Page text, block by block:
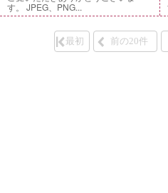
す。 JPEG、PNG...
最初 前の20件